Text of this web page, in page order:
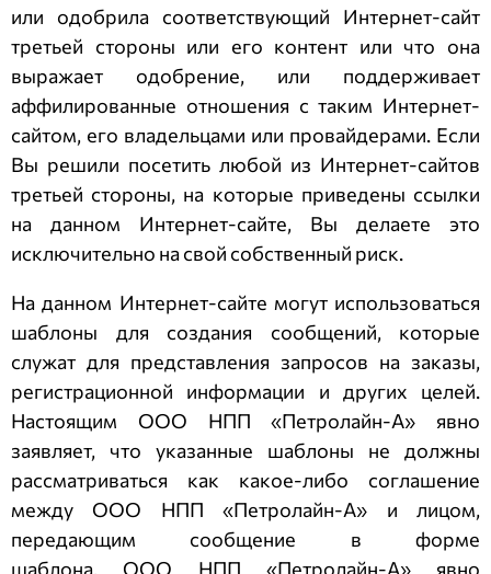
или одобрила соответствующий Интернет-сайт
третьей стороны или его контент или что она
выражает одобрение, или поддерживает
аффилированные отношения с таким Интернет-
сайтом, его владельцами или провайдерами. Если
Вы решили посетить любой из Интернет-сайтов
третьей стороны, на которые приведены ссылки
на данном Интернет-сайте, Вы делаете это
исключительно на свой собственный риск.
На данном Интернет-сайте могут использоваться
шаблоны для создания сообщений, которые
служат для представления запросов на заказы,
регистрационной информации и других целей.
Настоящим ООО НПП «Петролайн-А» явно
заявляет, что указанные шаблоны не должны
рассматриваться как какое-либо соглашение
между ООО НПП «Петролайн-А» и лицом,
передающим сообщение в форме
шаблона. ООО НПП «Петролайн-А»явно